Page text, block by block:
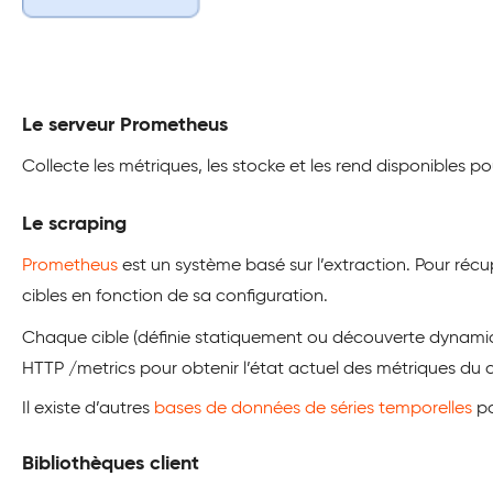
Le serveur Prometheus
Collecte les métriques, les stocke et les rend disponibles
Le scraping
Prometheus est un système basé sur l’extraction. Pour
cibles en fonction de sa configuration.
Chaque cible (définie statiquement ou découverte
HTTP /metrics pour obtenir l’état actuel des métriques du
Il existe d’autres bases de données de séries temporelles
Bibliothèques client